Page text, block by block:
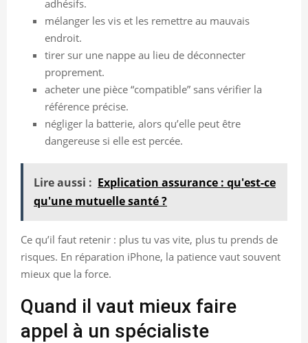
adhésifs.
mélanger les vis et les remettre au mauvais
endroit.
tirer sur une nappe au lieu de déconnecter
proprement.
acheter une pièce “compatible” sans vérifier la
référence précise.
négliger la batterie, alors qu’elle peut être
dangereuse si elle est percée.
Lire aussi : Explication assurance : qu'est-ce
qu'une mutuelle santé ?
Ce qu’il faut retenir : plus tu vas vite, plus tu prends de
risques. En réparation iPhone, la patience vaut souvent
mieux que la force.
Quand il vaut mieux faire
appel à un spécialiste